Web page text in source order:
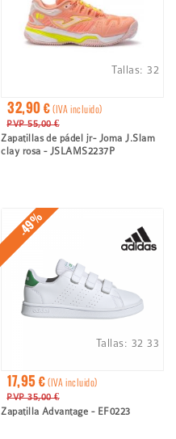
32,90 €(IVA incluido)
PVP 55,00 €
Zapatillas de pádel jr- Joma J.Slam
clay rosa - JSLAMS2237P
Tallas:32
-49%
17,95 €(IVA incluido)
PVP 35,00 €
Zapatilla Advantage - EF0223
Tallas: 32 33